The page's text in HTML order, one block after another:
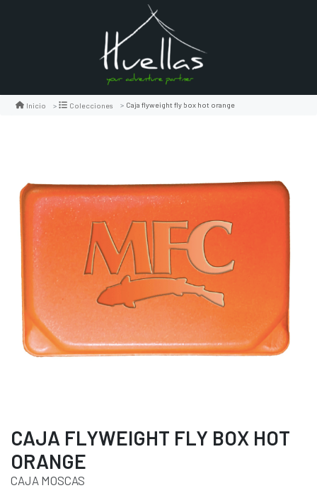
Inicio Colecciones Caja flyweight fly box hot orange
CAJA FLYWEIGHT FLY BOX HOT
ORANGE
CAJA MOSCAS